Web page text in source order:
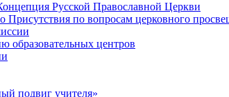
Русской Православной Церкви
Присутствия по вопросам церковного
образовательных центров
подвиг учителя»